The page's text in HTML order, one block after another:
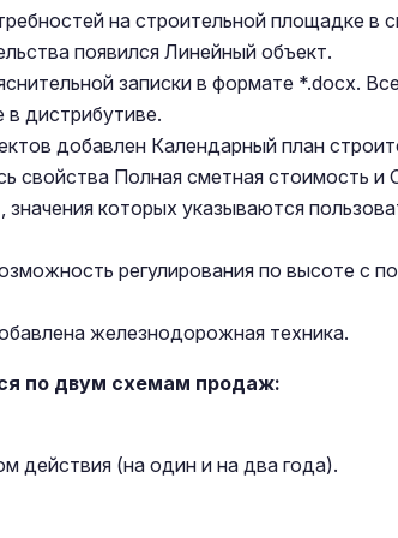
на строительной площадке в
появился Линейный объект.
записки в формате *.docx.
дистрибутиве.
добавлен Календарный план
свойства Полная сметная стоимость и
которых указываются
регулирования по высоте с
железнодорожная техника.
по двум схемам продаж:
действия (на один и на два года).